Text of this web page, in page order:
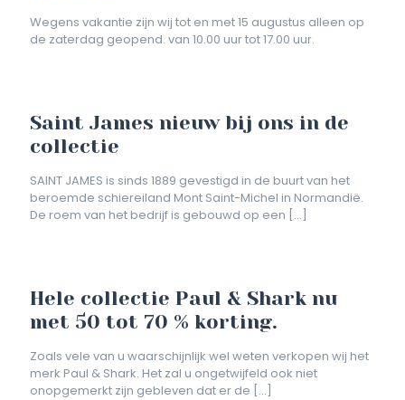
Wegens vakantie zijn wij tot en met 15 augustus alleen op
de zaterdag geopend. van 10.00 uur tot 17.00 uur.
Saint James nieuw bij ons in de
collectie
SAINT JAMES is sinds 1889 gevestigd in de buurt van het
beroemde schiereiland Mont Saint-Michel in Normandië.
De roem van het bedrijf is gebouwd op een […]
Hele collectie Paul & Shark nu
met 50 tot 70 % korting.
Zoals vele van u waarschijnlijk wel weten verkopen wij het
merk Paul & Shark. Het zal u ongetwijfeld ook niet
onopgemerkt zijn gebleven dat er de […]